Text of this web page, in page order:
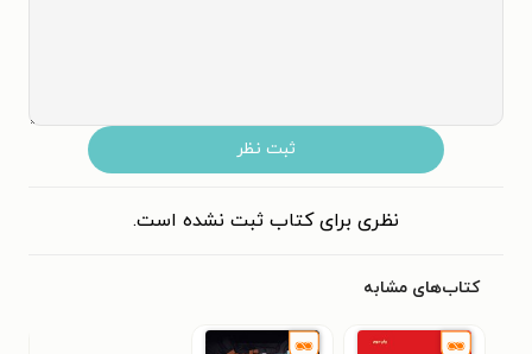
ثبت نظر
نظری برای کتاب ثبت نشده است.
کتاب‌های مشابه